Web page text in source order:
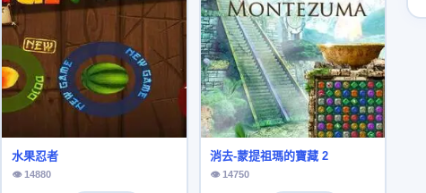
水果忍者
👁 14880
消去-蒙提祖瑪的寶藏 2
👁 14750